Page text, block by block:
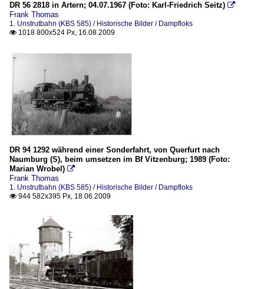
DR 56 2818 in Artern; 04.07.1967 (Foto: Karl-Friedrich Seitz) 
Frank Thomas
1. Unstrutbahn (KBS 585) / Historische Bilder / Dampfloks
 1018 800x524 Px, 16.08.2009
DR 94 1292 während einer Sonderfahrt, von Querfurt nach
Naumburg (S), beim umsetzen im Bf Vitzenburg; 1989 (Foto:
Marian Wrobel) 
Frank Thomas
1. Unstrutbahn (KBS 585) / Historische Bilder / Dampfloks
 944 582x395 Px, 18.06.2009